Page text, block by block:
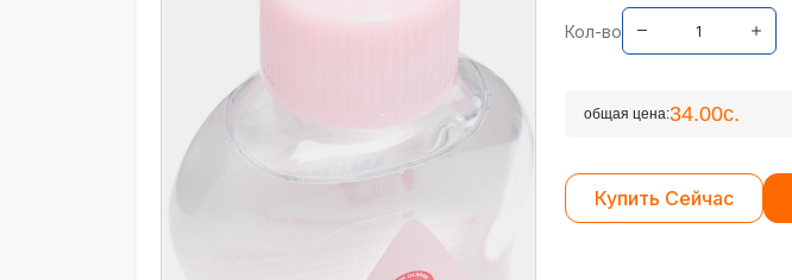
Кол-во
общая цена:34.00с.
Купить Сейчас